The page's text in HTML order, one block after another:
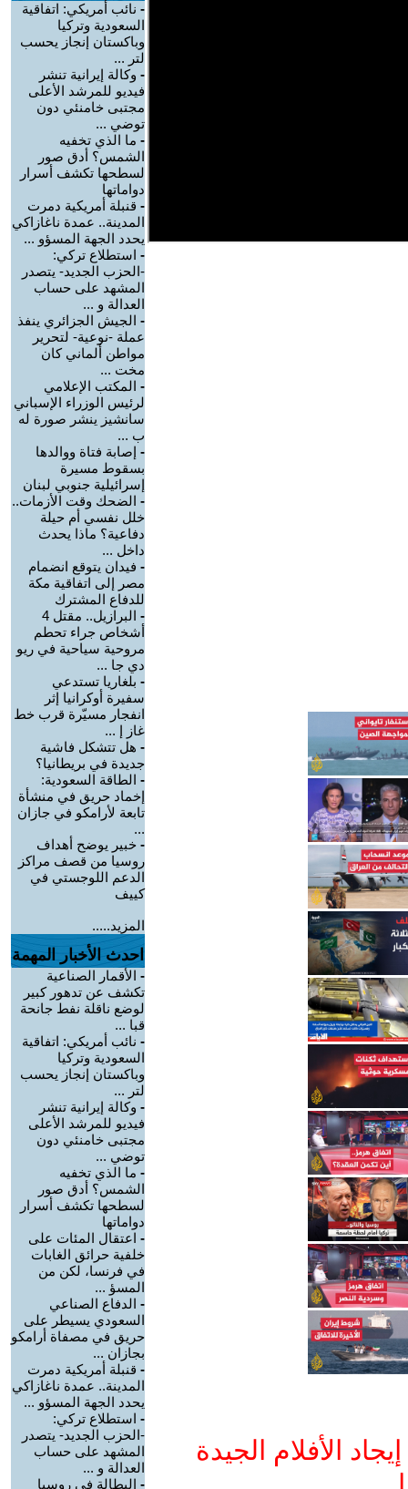
الأفلام الجيدة
- نائب أمريكي: اتفاقية
السعودية وتركيا
وباكستان إنجاز يحسب
لتر ...
- وكالة إيرانية تنشر
فيديو للمرشد الأعلى
مجتبى خامنئي دون
توضي ...
- ما الذي تخفيه
الشمس؟ أدق صور
لسطحها تكشف أسرار
دواماتها
- قنبلة أمريكية دمرت
المدينة.. عمدة ناغازاكي
يحدد الجهة المسؤو ...
- استطلاع تركي:
-الحزب الجديد- يتصدر
المشهد على حساب
العدالة و ...
- الجيش الجزائري ينفذ
عملة -نوعية- لتحرير
مواطن ألماني كان
مخت ...
- المكتب الإعلامي
لرئيس الوزراء الإسباني
سانشيز ينشر صورة له
ب ...
- إصابة فتاة ووالدها
بسقوط مسيرة
إسرائيلية جنوبي لبنان
- الضحك وقت الأزمات..
خلل نفسي أم حيلة
دفاعية؟ ماذا يحدث
داخل ...
- فيدان يتوقع انضمام
مصر إلى اتفاقية مكة
للدفاع المشترك
-
البرازيل.. مقتل 4
أشخاص جراء تحطم
مروحية سياحية في ريو
دي جا ...
- بلغاريا تستدعي
سفيرة أوكرانيا إثر
انفجار مسيّرة قرب خط
غاز إ ...
- هل تتشكل فاشية
جديدة في بريطانيا؟
- الطاقة السعودية:
إخماد حريق في منشأة
تابعة لأرامكو في جازان
...
- خبير يوضح أهداف
روسيا من قصف مراكز
الدعم اللوجستي في
كييف
المزيد.....
احدث الأخبار المهمة
- الأقمار الصناعية
تكشف عن تدهور كبير
لوضع ناقلة نفط جانحة
قبا ...
- نائب أمريكي: اتفاقية
السعودية وتركيا
وباكستان إنجاز يحسب
لتر ...
- وكالة إيرانية تنشر
فيديو للمرشد الأعلى
مجتبى خامنئي دون
توضي ...
- ما الذي تخفيه
الشمس؟ أدق صور
لسطحها تكشف أسرار
دواماتها
- اعتقال المئات على
خلفية حرائق الغابات
في فرنسا، لكن من
المسؤ ...
- الدفاع الصناعي
السعودي يسيطر على
حريق في مصفاة أرامكو
بجازان ...
- قنبلة أمريكية دمرت
المدينة.. عمدة ناغازاكي
يحدد الجهة المسؤو ...
- استطلاع تركي:
-الحزب الجديد- يتصدر
المشهد على حساب
العدالة و ...
- البطالة في روسيا